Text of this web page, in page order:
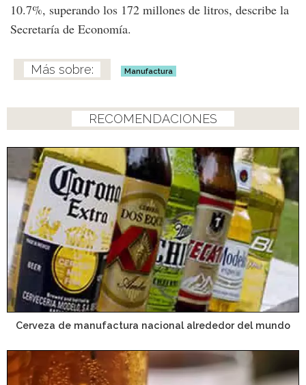
10.7%, superando los 172 millones de litros, describe la
Secretaría de Economía.
Manufactura
RECOMENDACIONES
Cerveza de manufactura nacional alrededor del mundo